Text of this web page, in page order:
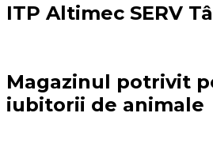
ITP Altimec SERV
Magazinul potrivit
iubitorii de animale